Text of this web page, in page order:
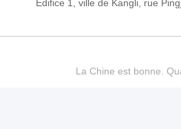
Édifice 1, ville de Kangli, rue
La Chine est bonne.